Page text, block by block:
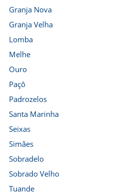
Granja Nova
Granja Velha
Lomba
Melhe
Ouro
Paçô
Padrozelos
Santa Marinha
Seixas
Simães
Sobradelo
Sobrado Velho
Tuande